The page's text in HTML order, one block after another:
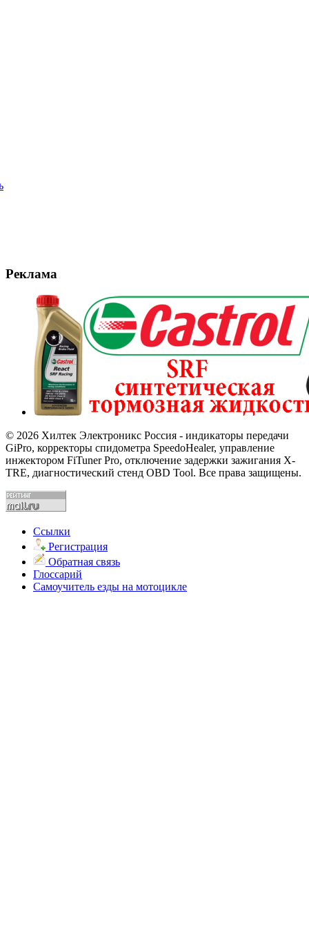
Реклама
© 2026 Хилтек Электроникс Россия - индикаторы передачи
GiPro, корректоры спидометра SpeedoHealer, управление
инжектором FiTuner Pro, отключение задержки зажигания X-
TRE, диагностический стенд OBD Tool. Все права защищены.
Ссылки
Регистрация
Обратная связь
Глоссарий
Самоучитель езды на мотоцикле